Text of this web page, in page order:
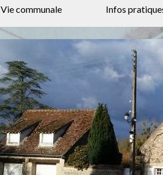
Vie communale Infos